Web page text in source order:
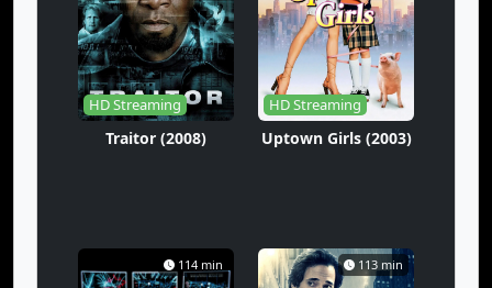
HD Streaming
Traitor (2008)
HD Streaming
Uptown Girls (2003)
114 min 113 min